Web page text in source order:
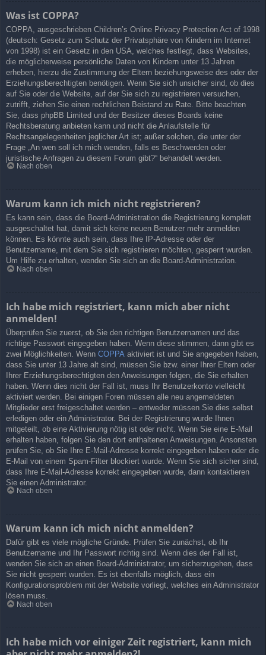
Was ist COPPA?
COPPA, ausgeschrieben Children’s Online Privacy Protection Act of 1998
(deutsch: Gesetz zum Schutz der Privatsphäre von Kindern im Internet
von 1998) ist ein Gesetz in den USA, welches festlegt, dass Websites,
die möglicherweise persönliche Daten von Kindern unter 13 Jahren
erheben, hierzu die Zustimmung der Eltern beziehungsweise des oder der
Erziehungsberechtigten benötigen. Wenn Sie sich unsicher sind, ob dies
auf Sie oder die Website, auf der Sie sich zu registrieren versuchen,
zutrifft, ziehen Sie einen rechtlichen Beistand zu Rate. Bitte beachten
Sie, dass phpBB Limited und der Besitzer dieses Boards keine
Rechtsberatung anbieten kann und nicht die Anlaufstelle für
Rechtsangelegenheiten jeglicher Art ist; außer solchen, die unter der
Frage „An wen soll ich mich wenden, falls es Beschwerden oder
juristische Anfragen zu diesem Forum gibt?“ behandelt werden.
Nach oben
Warum kann ich mich nicht registrieren?
Es kann sein, dass die Board-Administration die Registrierung komplett
ausgeschaltet hat, damit sich keine neuen Benutzer mehr anmelden
können. Es könnte auch sein, dass Ihre IP-Adresse oder der
Benutzername, mit dem Sie sich registrieren möchten, gesperrt wurden.
Um Hilfe zu erhalten, wenden Sie sich an die Board-Administration.
Nach oben
Ich habe mich registriert, kann mich aber nicht
anmelden!
Überprüfen Sie zuerst, ob Sie den richtigen Benutzernamen und das
richtige Passwort eingegeben haben. Wenn diese stimmen, dann gibt es
zwei Möglichkeiten. Wenn COPPA aktiviert ist und Sie angegeben haben,
dass Sie unter 13 Jahre alt sind, müssen Sie bzw. einer Ihrer Eltern oder
Ihrer Erziehungsberechtigten den Anweisungen folgen, die Sie erhalten
haben. Wenn dies nicht der Fall ist, muss Ihr Benutzerkonto vielleicht
aktiviert werden. Bei einigen Foren müssen alle neu angemeldeten
Mitglieder erst freigeschaltet werden – entweder müssen Sie dies selbst
erledigen oder ein Administrator. Bei der Registrierung wurde Ihnen
mitgeteilt, ob eine Aktivierung nötig ist oder nicht. Wenn Sie eine E-Mail
erhalten haben, folgen Sie den dort enthaltenen Anweisungen. Ansonsten
prüfen Sie, ob Sie Ihre E-Mail-Adresse korrekt eingegeben haben oder die
E-Mail von einem Spam-Filter blockiert wurde. Wenn Sie sich sicher sind,
dass Ihre E-Mail-Adresse korrekt eingegeben wurde, dann kontaktieren
Sie einen Administrator.
Nach oben
Warum kann ich mich nicht anmelden?
Dafür gibt es viele mögliche Gründe. Prüfen Sie zunächst, ob Ihr
Benutzername und Ihr Passwort richtig sind. Wenn dies der Fall ist,
wenden Sie sich an einen Board-Administrator, um sicherzugehen, dass
Sie nicht gesperrt wurden. Es ist ebenfalls möglich, dass ein
Konfigurationsproblem mit der Website vorliegt, welches ein Administrator
lösen muss.
Nach oben
Ich habe mich vor einiger Zeit registriert, kann mich